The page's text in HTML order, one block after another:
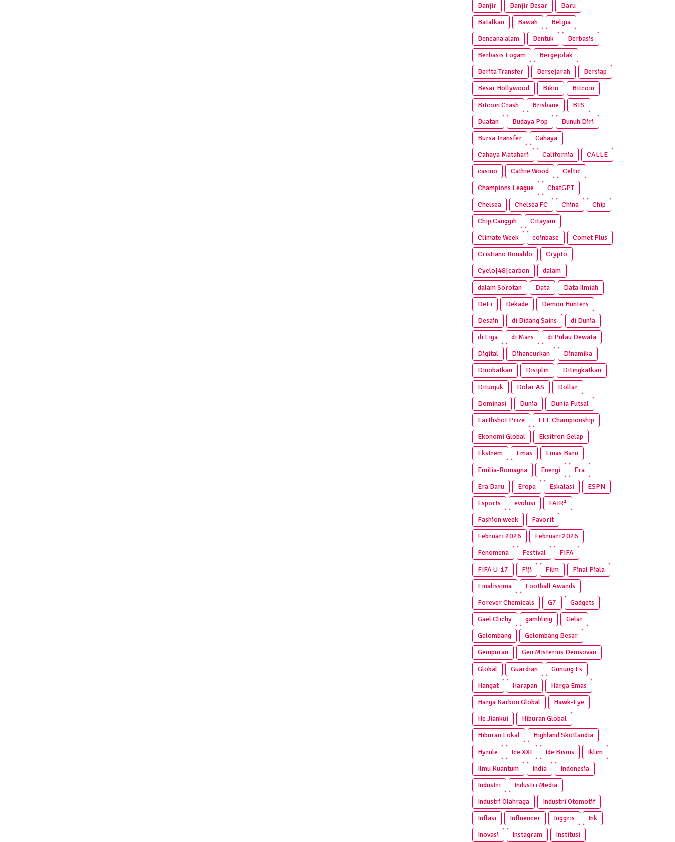
Banjir
Banjir Besar
Baru
Batalkan
Bawah
Belgia
Bencana alam
Bentuk
Berbasis
Berbasis Logam
Bergejolak
Berita Transfer
Bersejarah
Bersiap
Besar Hollywood
Bikin
Bitcoin
Bitcoin Crash
Brisbane
BTS
Buatan
Budaya Pop
Bunuh Diri
Bursa Transfer
Cahaya
Cahaya Matahari
California
CALLE
casino
Cathie Wood
Celtic
Champions League
ChatGPT
Chelsea
Chelsea FC China
Chip
Chip Canggih
Citayam
Climate Week
coinbase
Comet Plus
Cristiano Ronaldo
Crypto
Cyclo[48]carbon
dalam
dalam Sorotan
Data
Data Ilmiah
DeFi
Dekade
Demon Hunters
Desain
di Bidang Sains
di Dunia
di Liga
di Mars
di Pulau Dewata
Digital
Dihancurkan
Dinamika
Dinobatkan
Disiplin
Ditingkatkan
Ditunjuk
Dolar AS
Dollar
Dominasi
Dunia
Dunia Futsal
Earthshot Prize
EFL Championship
Ekonomi Global
Eksitron Gelap
Ekstrem
Emas
Emas Baru
Emilia-Romagna
Energi
Era
Era Baru
Eropa Eskalasi
ESPN
Esports
evolusi
FAIR²
Fashion week
Favorit
Februari 2026
Februari 2026
Fenomena
Festival
FIFA
FIFA U-17
Fiji Film
Final Piala
Finalissima
Football Awards
Forever Chemicals
G7
Gadgets
Gael Clichy
gambling
Gelar
Gelombang
Gelombang Besar
Gempuran
Gen Misterius Denisovan
Global
Guardian
Gunung Es
Hangat
Harapan
Harga Emas
Harga Karbon Global
Hawk-Eye
He Jiankui
Hiburan Global
Hiburan Lokal
Highland Skotlandia
Hyrule
Ice XXI Ide Bisnis
Iklim
Ilmu Kuantum
India
Indonesia
Industri
Industri Media
Industri Olahraga
Industri Otomotif
Inflasi
Influencer Inggris
Ink
Inovasi
Instagram Institusi